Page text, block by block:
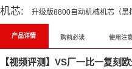
机芯: 升级版8800自动机械机芯（黑
产品详情 购前必读 使用注
【视频评测】VS厂一比一复刻